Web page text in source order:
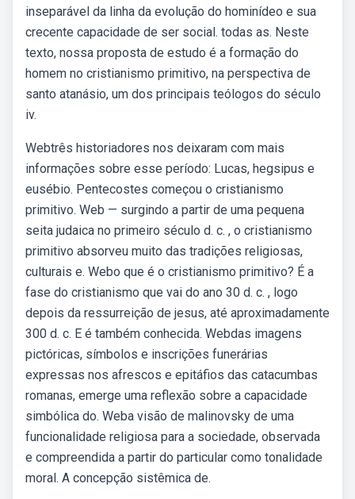
inseparável da linha da evolução do hominídeo e sua
crecente capacidade de ser social. todas as. Neste
texto, nossa proposta de estudo é a formação do
homem no cristianismo primitivo, na perspectiva de
santo atanásio, um dos principais teólogos do século
iv.
Webtrês historiadores nos deixaram com mais
informações sobre esse período: Lucas, hegsipus e
eusébio. Pentecostes começou o cristianismo
primitivo. Web — surgindo a partir de uma pequena
seita judaica no primeiro século d. c. , o cristianismo
primitivo absorveu muito das tradições religiosas,
culturais e. Webo que é o cristianismo primitivo? É a
fase do cristianismo que vai do ano 30 d. c. , logo
depois da ressurreição de jesus, até aproximadamente
300 d. c. E é também conhecida. Webdas imagens
pictóricas, símbolos e inscrições funerárias
expressas nos afrescos e epitáfios das catacumbas
romanas, emerge uma reflexão sobre a capacidade
simbólica do. Weba visão de malinovsky de uma
funcionalidade religiosa para a sociedade, observada
e compreendida a partir do particular como tonalidade
moral. A concepção sistêmica de.